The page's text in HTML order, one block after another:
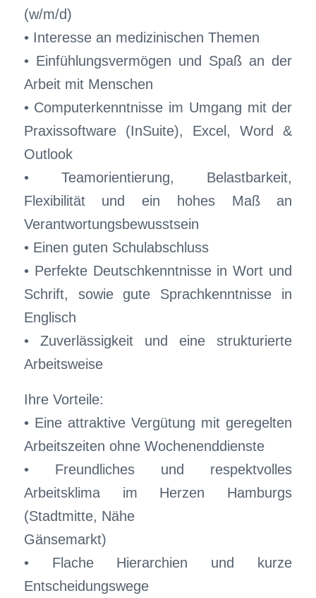
(w/m/d)
• Interesse an medizinischen Themen
• Einfühlungsvermögen und Spaß an der
Arbeit mit Menschen
• Computerkenntnisse im Umgang mit der
Praxissoftware (InSuite), Excel, Word &
Outlook
• Teamorientierung, Belastbarkeit,
Flexibilität und ein hohes Maß an
Verantwortungsbewusstsein
• Einen guten Schulabschluss
• Perfekte Deutschkenntnisse in Wort und
Schrift, sowie gute Sprachkenntnisse in
Englisch
• Zuverlässigkeit und eine strukturierte
Arbeitsweise
Ihre Vorteile:
• Eine attraktive Vergütung mit geregelten
Arbeitszeiten ohne Wochenenddienste
• Freundliches und respektvolles
Arbeitsklima im Herzen Hamburgs
(Stadtmitte, Nähe
Gänsemarkt)
• Flache Hierarchien und kurze
Entscheidungswege